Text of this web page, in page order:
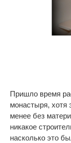
Пришло время
монастыря, хотя
менее без
никакое
насколько это